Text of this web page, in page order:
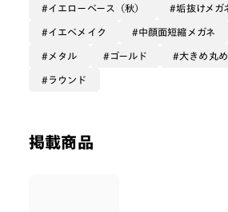
大きめサイズで中顔面短縮効果もバ
ぜひお試しください😼
イエローベース（秋） 垢抜けメガ
イエベメイク 中顔面短縮メガネ
メタル ゴールド 大きめ丸
ラウンド
掲載商品